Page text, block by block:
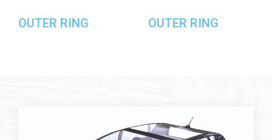
OUTER RING OUTER RING